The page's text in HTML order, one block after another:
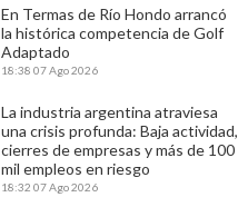
En Termas de Río Hondo arrancó
la histórica competencia de Golf
Adaptado
18:38 07 Ago 2026
La industria argentina atraviesa
una crisis profunda: Baja actividad,
cierres de empresas y más de 100
mil empleos en riesgo
18:32 07 Ago 2026